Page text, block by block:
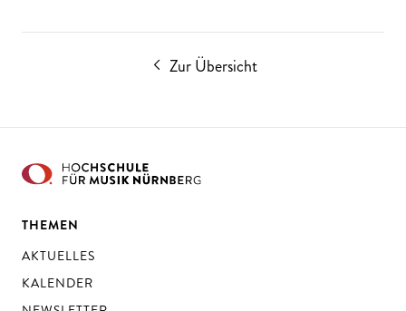
Zur Übersicht
THEMEN
AKTUELLES
KALENDER